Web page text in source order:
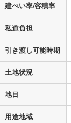
建ぺい率/容積率
私道負担
引き渡し可能時期
土地状況
地目
用途地域